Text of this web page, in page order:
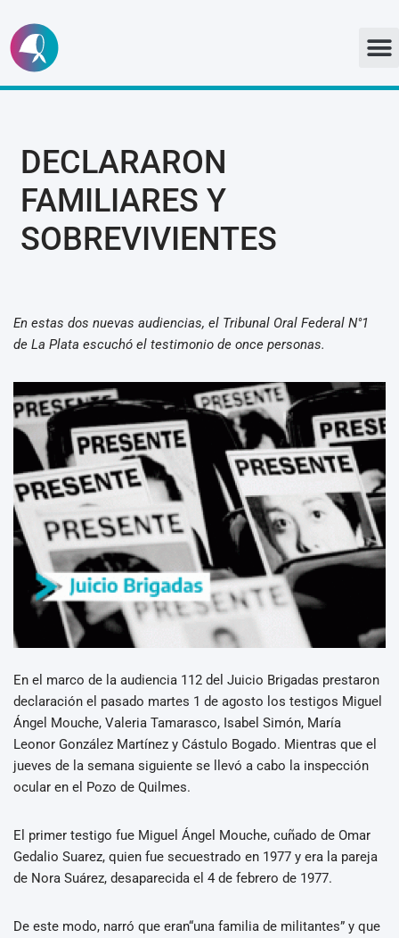
Ir
al
DECLARARON
FAMILIARES Y
SOBREVIVIENTES
En estas dos nuevas audiencias, el Tribunal Oral Federal N°1
de La Plata escuchó el testimonio de once personas.
En el marco de la audiencia 112 del Juicio Brigadas prestaron
declaración el pasado martes 1 de agosto los testigos Miguel
Ángel Mouche, Valeria Tamarasco, Isabel Simón, María
Leonor González Martínez y Cástulo Bogado. Mientras que el
jueves de la semana siguiente se llevó a cabo la inspección
ocular en el Pozo de Quilmes.
El primer testigo fue Miguel Ángel Mouche, cuñado de Omar
Gedalio Suarez, quien fue secuestrado en 1977 y era la pareja
de Nora Suárez, desaparecida el 4 de febrero de 1977.
De este modo, narró que eran“una familia de militantes” y que